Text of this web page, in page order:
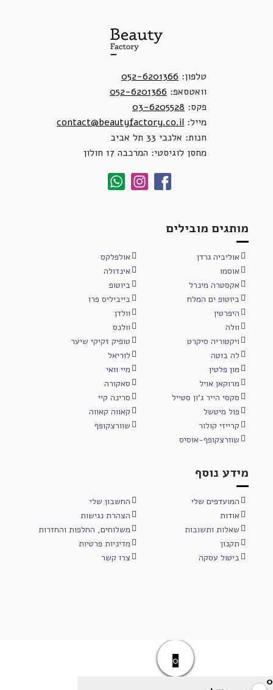
טלפון: 052-6201366
וואטסאפ: 052-6201366
פקס: 03-6205528
מייל: contact@beautyfactory.co.il
חנות: אלנבי 33 תל אביב
מחסן לוגיסטי: המרכבה 17 חולון
מותגים מובילים
אוליביה גרדן
אולפלקס
אוסמו
אינדולה
אקסטרה מינרל
ביוטופ
ביוטופ ים המלח
בייביליס פרו
היפרטין
וולדן
וולה
וולנס
ויקטוריה סיקרט
טופיק זקיקי שיער
לה בוטה
לוריאל
מון פלטין
מיי וואי
מרוקאן אויל
סאקורה
סקסי הייר ג'ון סטייל
סרינה קיי
פול מיטשל
קאווה קאווה
קרייזי קולור
שוורצקופף
שוורצקופף-אוסיס
מידע נוסף
המועדפים שלי
החשבון שלי
אודות
הצהרת נגישות
שאלות ותשובות
משלוחים, החלפות והחזרות
תקנון
מדיניות פרטיות
ביטול עסקה
צרו קשר
0
0